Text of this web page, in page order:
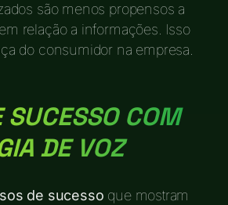
são menos propensos a
relação a informações. Isso
do consumidor na empresa.
SUCESSO COM
DE VOZ
de sucesso que mostram